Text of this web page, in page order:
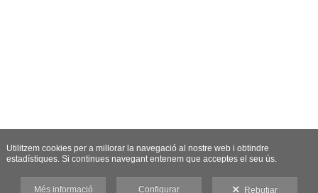
Utilitzem cookies per a millorar la navegació al nostre web i obtindre
estadístiques. Si continues navegant entenem que acceptes el seu ús.
Més informació Configurar Rebutjar